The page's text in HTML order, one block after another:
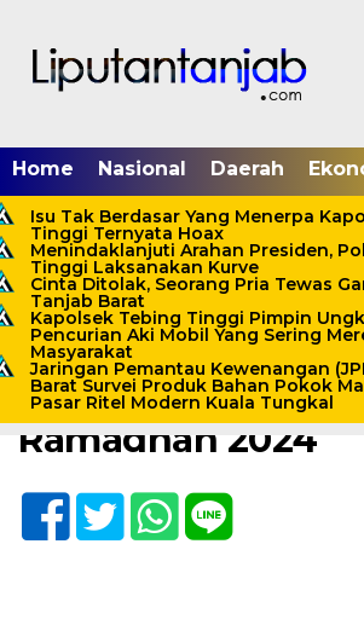
Home Nasional Daerah
Isu Tak Berdasar Yang Menerpa
Tinggi Ternyata Hoax
Menindaklanjuti Arahan Presiden,
Tinggi Laksanakan Kurve
Cinta Ditolak, Seorang Pria Tewas
Tanjab Barat
Kapolsek Tebing Tinggi Pimpin
Pencurian Aki Mobil Yang Sering
Masyarakat
Jaringan Pemantau Kewenangan
Barat Survei Produk Bahan Pokok
Pasar Ritel Modern Kuala Tungkal
Home /Tanjab Barat
Jumat, 15 Maret 2024 - 21:25 WIB
Bupati Tanjab
Bazar Ekonomi
Ramadhan 2024